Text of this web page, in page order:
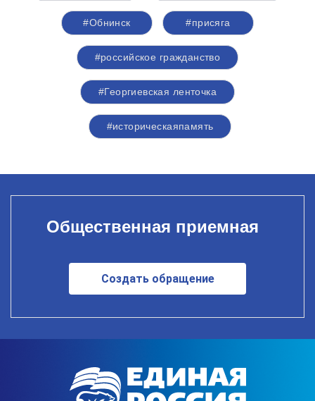
#Обнинск #присяга
#российское гражданство
#Георгиевская ленточка
#историческаяпамять
Общественная приемная
Создать обращение